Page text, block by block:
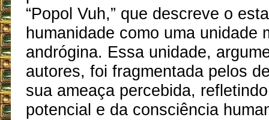
“Popol Vuh,” que descreve o
humanidade como uma unidade
andrógina. Essa unidade,
autores, foi fragmentada pelos
sua ameaça percebida,
potencial e da consciência